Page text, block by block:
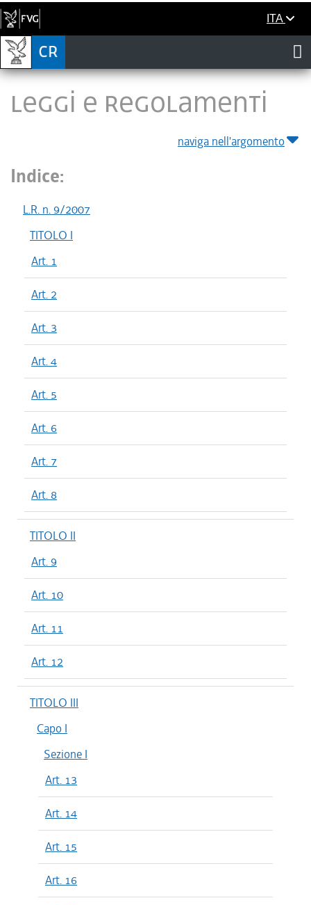
ITA
LEGGI E REGOLAMENTI
naviga nell'argomento
Indice:
L.R. n. 9/2007
TITOLO I
Art. 1
Art. 2
Art. 3
Art. 4
Art. 5
Art. 6
Art. 7
Art. 8
TITOLO II
Art. 9
Art. 10
Art. 11
Art. 12
TITOLO III
Capo I
Sezione I
Art. 13
Art. 14
Art. 15
Art. 16